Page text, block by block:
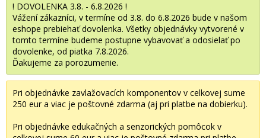
! DOVOLENKA 3.8. - 6.8.2026 !
Vážení zákazníci, v termíne od 3.8. do 6.8.2026 bude v našom
eshope prebiehať dovolenka. Všetky objednávky vytvorené v
tomto termíne budeme postupne vybavovať a odosielať po
dovolenke, od piatka 7.8.2026.
Ďakujeme za porozumenie.
Pri objednávke zavlažovacích komponentov v celkovej sume
250 eur a viac je poštovné zdarma (aj pri platbe na dobierku).
Pri objednávke edukačných a senzorických pomôcok v